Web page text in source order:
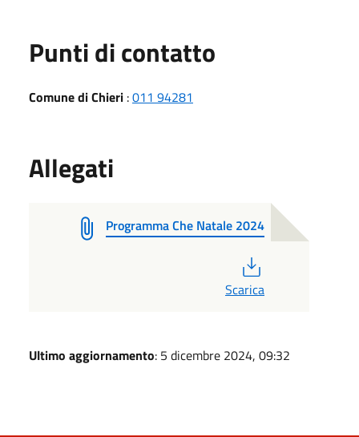
Punti di contatto
Comune di Chieri :011 94281
Allegati
Programma Che Natale 2024
Scarica
Ultimo aggiornamento: 5 dicembre 2024, 09:32